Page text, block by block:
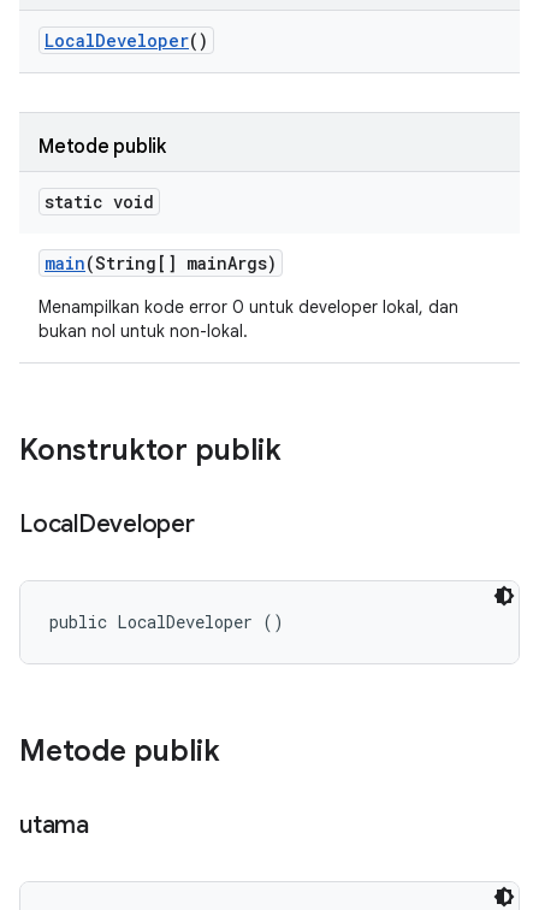
LocalDeveloper()
Metode publik
static void
main(String[] mainArgs)
Menampilkan kode error 0 untuk developer lokal, dan
bukan nol untuk non-lokal.
Konstruktor publik
LocalDeveloper
public LocalDeveloper ()
Metode publik
utama